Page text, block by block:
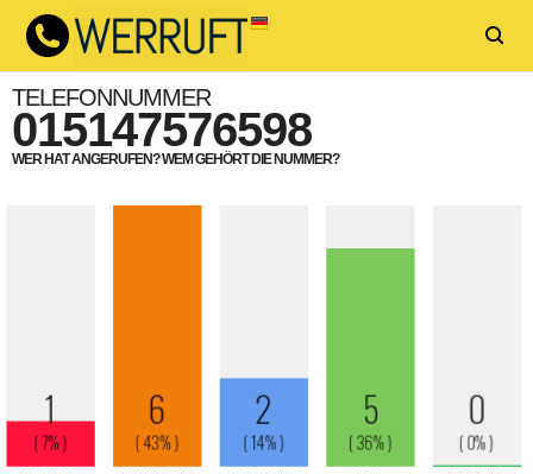
TELEFONNUMMER
015147576598
WER HAT ANGERUFEN? WEM GEHÖRT DIE NUMMER?